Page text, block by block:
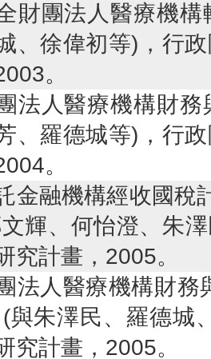
全財團法人醫療機
、徐偉初等)，行
。
團法人醫療機構財
、羅德城等)，行
。
託金融機構經收國
輝、何怡澄、朱
究計畫，2005。
團法人醫療機構財
(與朱澤民、羅德城
究計畫，2005。